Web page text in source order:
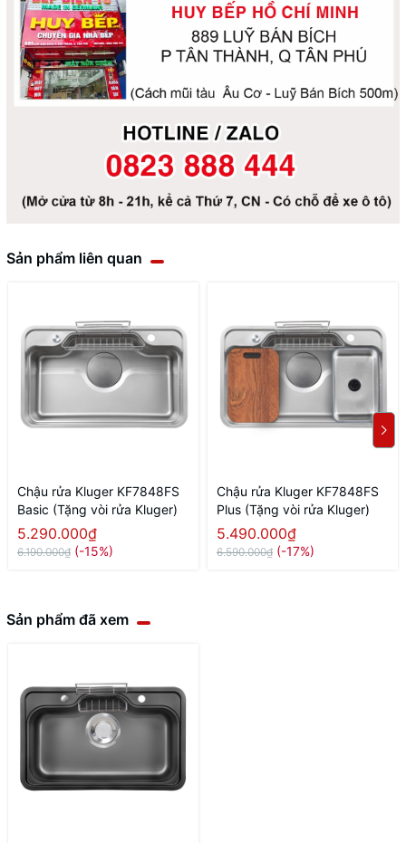
Sản phẩm liên quan
Chậu rửa Kluger KF7848FS
Basic (Tặng vòi rửa Kluger)
5.290.000₫
6.190.000₫ (-15%)
Chậu rửa Kluger KF7848FS
Plus (Tặng vòi rửa Kluger)
5.490.000₫
6.590.000₫ (-17%)
Sản phẩm đã xem